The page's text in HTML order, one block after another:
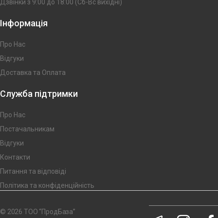
Дзвінки з 9:00 до 18:00 (Сб-Вс вихідні)
Інформація
Про Нас
Відгуки
Доставка та Оплата
Служба підтримки
Про Нас
Постачальникам
Відгуки
Контакти
Питання та відповіді
Політика та конфіденційність
© 2026 ТОО “ПродБаза”